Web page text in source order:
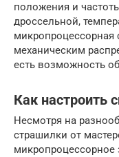
положения и
дроссельной,
микропроцессорная
механическим
есть возможность
Как настроить
Несмотря на
страшилки от